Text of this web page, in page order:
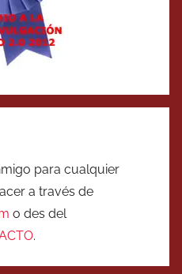
para cualquier
a través de
o des del
.